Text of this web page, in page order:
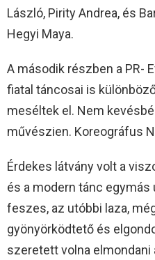
László, Pirity Andrea, és
Hegyi Maya.
A második részben a PR-
fiatal táncosai is
meséltek el. Nem
művészien. Koreográfus
Érdekes látvány volt a
és a modern tánc egymás
feszes, az utóbbi laza,
gyönyörködtető és
szeretett volna elmondani